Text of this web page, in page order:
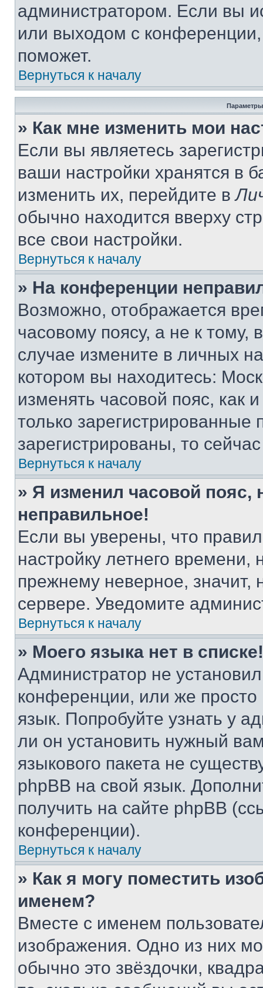
администратором. Если вы
или выходом с
поможет.
Вернуться к началу
Параметры
» Как мне изменить мои
Если вы являетесь
ваши настройки хранятся в
изменить их, перейдите в
обычно находится вверху
все свои настройки.
Вернуться к началу
» На конференции
Возможно, отображается
часовому поясу, а не к тому,
случае измените в личных
котором вы находитесь:
изменять часовой пояс, как
только
зарегистрированы, то
Вернуться к началу
» Я изменил часовой пояс,
неправильное!
Если вы уверены, что
настройку летнего
прежнему неверное, значит,
сервере. Уведомите
Вернуться к началу
» Моего языка нет в списке!
Администратор не
конференции, или же
язык. Попробуйте узнать у
ли он установить нужный
языкового пакета не
phpBB на свой язык.
получить на сайте phpBB
конференции).
Вернуться к началу
» Как я могу поместить
именем?
Вместе с именем
изображения. Одно из них
обычно это звёздочки,